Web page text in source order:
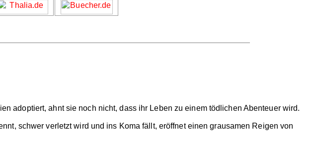
adoptiert, ahnt sie noch nicht, dass ihr Leben zu einem tödlichen Abenteuer wird.
schwer verletzt wird und ins Koma fällt, eröffnet einen grausamen Reigen von